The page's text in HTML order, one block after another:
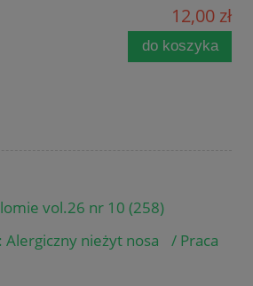
12,00 zł
do koszyka
vol.26 nr 10 (258)
Alergiczny nieżyt nosa / Praca